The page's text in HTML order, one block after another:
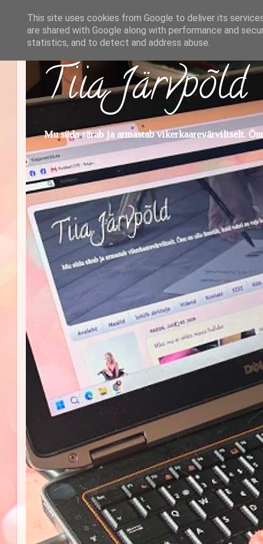
Tiia Järvpõld
Mu süda särab ja armastab vikerkaarevärviliselt.
This site uses cookies from Google to deliver its
are shared with Google along with performance and
statistics, and to detect and address abuse.